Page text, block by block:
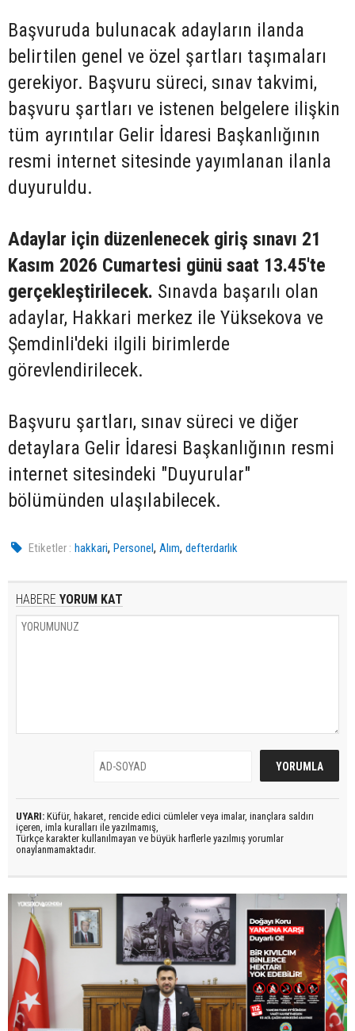
Başvuruda bulunacak adayların ilanda
belirtilen genel ve özel şartları taşımaları
gerekiyor. Başvuru süreci, sınav takvimi,
başvuru şartları ve istenen belgelere ilişkin
tüm ayrıntılar Gelir İdaresi Başkanlığının
resmi internet sitesinde yayımlanan ilanla
duyuruldu.
Adaylar için düzenlenecek giriş sınavı 21
Kasım 2026 Cumartesi günü saat 13.45'te
gerçekleştirilecek. Sınavda başarılı olan
adaylar, Hakkari merkez ile Yüksekova ve
Şemdinli'deki ilgili birimlerde
görevlendirilecek.
Başvuru şartları, sınav süreci ve diğer
detaylara Gelir İdaresi Başkanlığının resmi
internet sitesindeki "Duyurular"
bölümünden ulaşılabilecek.
Etiketler : hakkari,Personel,Alım,defterdarlık
HABERE YORUM KAT
UYARI: Küfür, hakaret, rencide edici cümleler veya imalar, inançlara saldırı
içeren, imla kuralları ile yazılmamış,
Türkçe karakter kullanılmayan ve büyük harflerle yazılmış yorumlar
onaylanmamaktadır.